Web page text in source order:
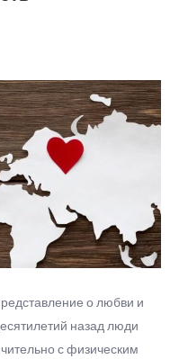
о любви и
назад люди
с физическим